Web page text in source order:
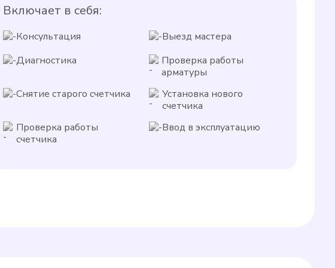
Включает в себя:
Консультация
Выезд мастера
Диагностика
Проверка работы
арматуры
Снятие старого счетчика
Установка нового
счетчика
Проверка работы
счетчика
Ввод в эксплуатацию